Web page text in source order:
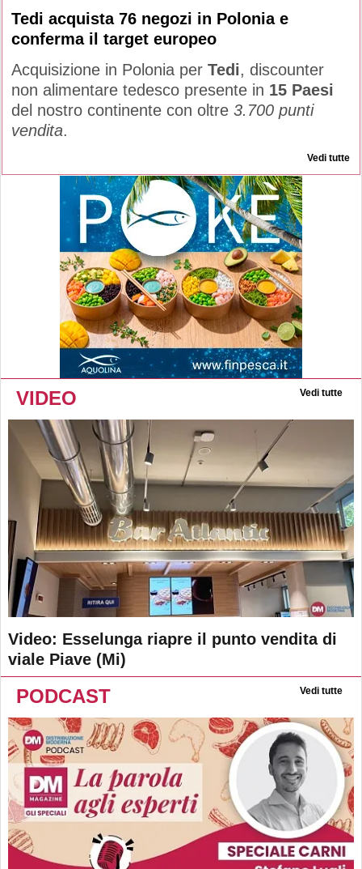
Tedi acquista 76 negozi in Polonia e
conferma il target europeo
Acquisizione in Polonia per Tedi, discounter
non alimentare tedesco presente in 15 Paesi
del nostro continente con oltre 3.700 punti
vendita.
Vedi tutte
VIDEO Vedi tutte
Video: Esselunga riapre il punto vendita di
viale Piave (Mi)
PODCAST Vedi tutte